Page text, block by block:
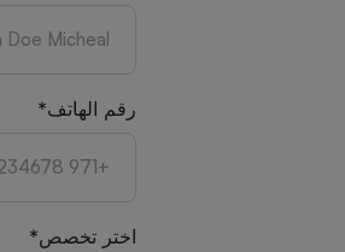
رقم الهاتف*
اختر تخصص*